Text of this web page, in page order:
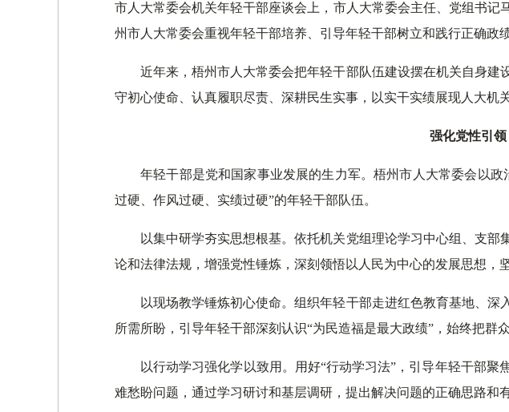
市人大常委会机关年轻干部座谈会上，市人大常委会主任、党组书
州市人大常委会重视年轻干部培养、引导年轻干部树立和践行正确政
近年来，梧州市人大常委会把年轻干部队伍建设摆在机关自身
守初心使命、认真履职尽责、深耕民生实事，以实干实绩展现人大机
强化党性引
年轻干部是党和国家事业发展的生力军。梧州市人大常委会以
过硬、作风过硬、实绩过硬”的年轻干部队伍。
以集中研学夯实思想根基。依托机关党组理论学习中心组、支
论和法律法规，增强党性锤炼，深刻领悟以人民为中心的发展思想，
以现场教学锤炼初心使命。组织年轻干部走进红色教育基地、
所需所盼，引导年轻干部深刻认识“为民造福是最大政绩”，始终把群
以行动学习强化学以致用。用好“行动学习法”，引导年轻干部
难愁盼问题，通过学习研讨和基层调研，提出解决问题的正确思路和